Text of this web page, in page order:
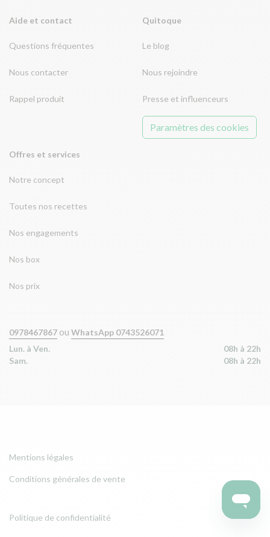
Aide et contact
Questions fréquentes
Nous contacter
Rappel produit
Offres et services
Notre concept
Toutes nos recettes
Nos engagements
Nos box
Nos prix
Quitoque
Le blog
Nous rejoindre
Presse et influenceurs
Paramètres des cookies
0978467867 ou WhatsApp 0743526071
Lun. à Ven.
08h à 22h
Sam.
08h à 22h
Mentions légales
Conditions générales de vente
Politique de confidentialité